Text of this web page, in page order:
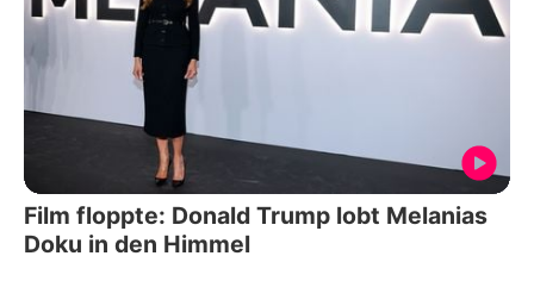
Film floppte: Donald Trump lobt Melanias
Doku in den Himmel